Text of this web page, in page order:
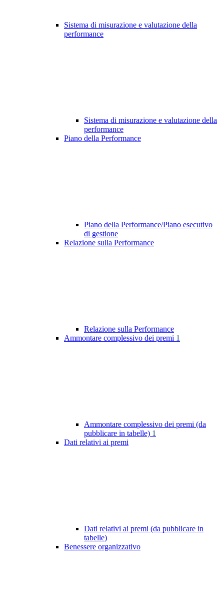
Sistema di misurazione e valutazione della
performance
Sistema di misurazione e valutazione della
performance
Piano della Performance
Piano della Performance/Piano esecutivo
di gestione
Relazione sulla Performance
Relazione sulla Performance
Ammontare complessivo dei premi 1
Ammontare complessivo dei premi (da
pubblicare in tabelle) 1
Dati relativi ai premi
Dati relativi ai premi (da pubblicare in
tabelle)
Benessere organizzativo